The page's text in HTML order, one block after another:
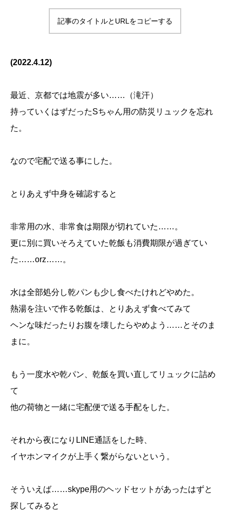
記事のタイトルとURLをコピーする
(2022.4.12)
最近、京都では地震が多い……（滝汗）
持っていくはずだったSちゃん用の防災リュックを忘れ
た。
なので宅配で送る事にした。
とりあえず中身を確認すると
非常用の水、非常食は期限が切れていた……。
更に別に買いそろえていた乾飯も消費期限が過ぎてい
た……orz……。
水は全部処分し乾パンも少し食べたけれどやめた。
熱湯を注いで作る乾飯は、とりあえず食べてみて
ヘンな味だったりお腹を壊したらやめよう……とそのま
まに。
もう一度水や乾パン、乾飯を買い直してリュックに詰め
て
他の荷物と一緒に宅配便で送る手配をした。
それから夜になりLINE通話をした時、
イヤホンマイクが上手く繋がらないという。
そういえば……skype用のヘッドセットがあったはずと
探してみると